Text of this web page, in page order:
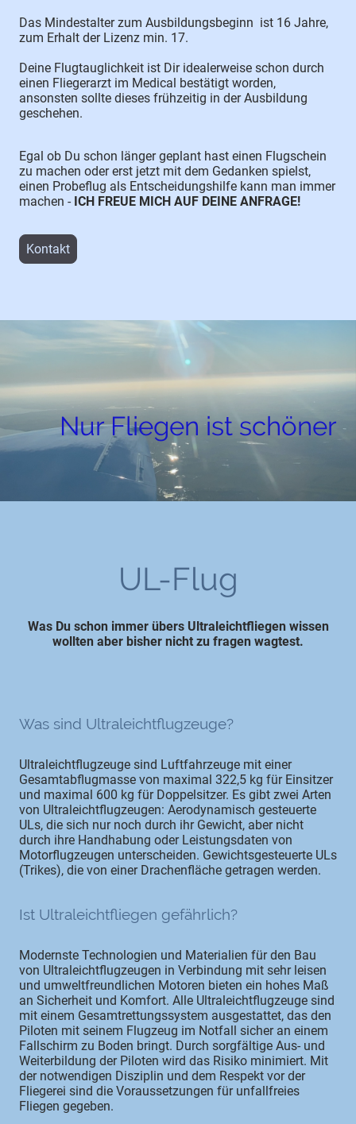
Das Mindestalter zum Ausbildungsbeginn ist 16 Jahre,
zum Erhalt der Lizenz min. 17.
Deine Flugtauglichkeit ist Dir idealerweise schon durch
einen Fliegerarzt im Medical bestätigt worden,
ansonsten sollte dieses frühzeitig in der Ausbildung
geschehen.
Egal ob Du schon länger geplant hast einen Flugschein
zu machen oder erst jetzt mit dem Gedanken spielst,
einen Probeflug als Entscheidungshilfe kann man immer
machen - ICH FREUE MICH AUF DEINE ANFRAGE!
Kontakt
Nur Fliegen ist schöner
UL-Flug
Was Du schon immer übers Ultraleichtfliegen wissen
wollten aber bisher nicht zu fragen wagtest.
Was sind Ultraleichtflugzeuge?
Ultraleichtflugzeuge sind Luftfahrzeuge mit einer
Gesamtabflugmasse von maximal 322,5 kg für Einsitzer
und maximal 600 kg für Doppelsitzer. Es gibt zwei Arten
von Ultraleichtflugzeugen: Aerodynamisch gesteuerte
ULs, die sich nur noch durch ihr Gewicht, aber nicht
durch ihre Handhabung oder Leistungsdaten von
Motorflugzeugen unterscheiden. Gewichtsgesteuerte ULs
(Trikes), die von einer Drachenfläche getragen werden.
Ist Ultraleichtfliegen gefährlich?
Modernste Technologien und Materialien für den Bau
von Ultraleichtflugzeugen in Verbindung mit sehr leisen
und umweltfreundlichen Motoren bieten ein hohes Maß
an Sicherheit und Komfort. Alle Ultraleichtflugzeuge sind
mit einem Gesamtrettungssystem ausgestattet, das den
Piloten mit seinem Flugzeug im Notfall sicher an einem
Fallschirm zu Boden bringt. Durch sorgfältige Aus- und
Weiterbildung der Piloten wird das Risiko minimiert. Mit
der notwendigen Disziplin und dem Respekt vor der
Fliegerei sind die Voraussetzungen für unfallfreies
Fliegen gegeben.